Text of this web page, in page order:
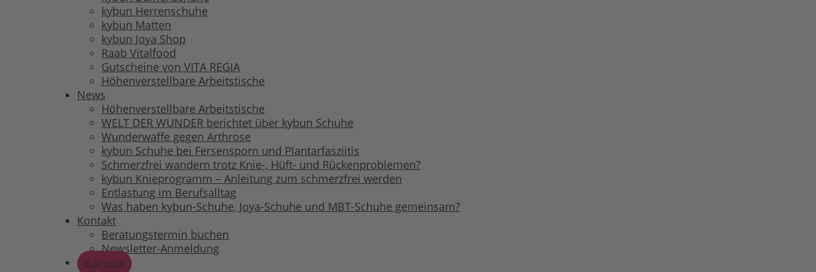
kybun Herrenschuhe
kybun Matten
kybun Joya Shop
Raab Vitalfood
Gutscheine von VITA REGIA
Höhenverstellbare Arbeitstische
News
Höhenverstellbare Arbeitstische
WELT DER WUNDER berichtet über kybun Schuhe
Wunderwaffe gegen Arthrose
kybun Schuhe bei Fersensporn und Plantarfasziitis
Schmerzfrei wandern trotz Knie-, Hüft- und Rückenproblemen?
kybun Knieprogramm – Anleitung zum schmerzfrei werden
Entlastung im Berufsalltag
Was haben kybun-Schuhe, Joya-Schuhe und MBT-Schuhe gemeinsam?
Kontakt
Beratungstermin buchen
Newsletter-Anmeldung
ZUM SHOP